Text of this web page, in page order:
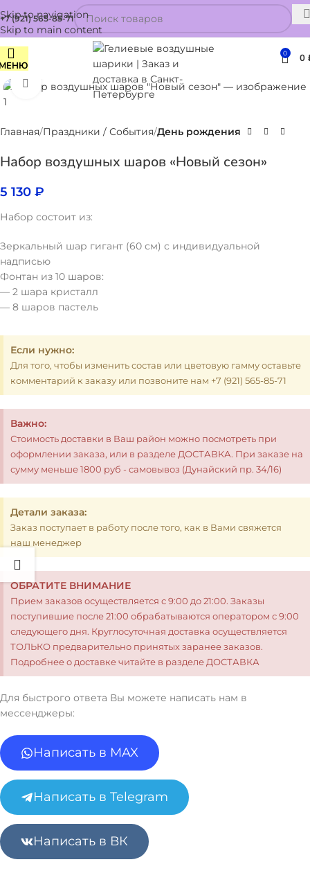
Skip to navigation
Skip to main content
+7 (921) 565-85-71
0 0
Нажмите, чтобы увеличить
Главная Праздники / События День рождения
Набор воздушных шаров «Новый сезон»
5 130 ₽
Набор состоит из:
Зеркальный шар гигант (60 см) с индивидуальной
надписью
Фонтан из 10 шаров:
— 2 шара кристалл
— 8 шаров пастель
Если нужно:
Для того, чтобы изменить состав или цветовую гамму оставьте
комментарий к заказу или позвоните нам +7 (921) 565-85-71
Важно:
Стоимость доставки в Ваш район можно посмотреть при
оформлении заказа, или в разделе ДОСТАВКА. При заказе на
сумму меньше 1800 руб - самовывоз (Дунайский пр. 34/16)
Детали заказа:
Заказ поступает в работу после того, как в Вами свяжется
наш менеджер
ОБРАТИТЕ ВНИМАНИЕ
Прием заказов осуществляется с 9:00 до 21:00. Заказы
поступившие после 21:00 обрабатываются оператором с 9:00
следующего дня. Круглосуточная доставка осуществляется
ТОЛЬКО предварительно принятых заранее заказов.
Подробнее о доставке читайте в разделе ДОСТАВКА
Для быстрого ответа Вы можете написать нам в
мессенджеры:
Написать в MAX
Написать в Telegram
Написать в ВК